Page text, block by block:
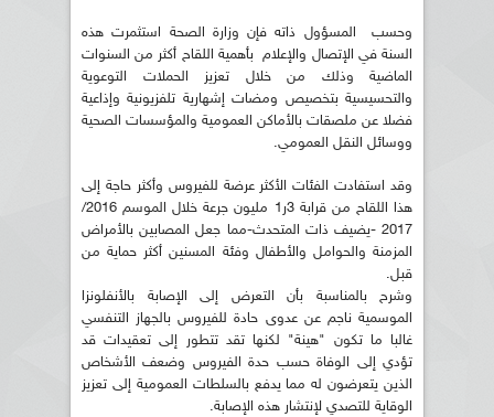
وحسب المسؤول ذاته فإن وزارة الصحة استثمرت هذه
السنة في الإتصال والإعلام بأهمية اللقاح أكثر من السنوات
الماضية وذلك من خلال تعزيز الحملات التوعوية
والتحسيسية بتخصيص ومضات إشهارية تلفزيونية وإذاعية
فضلا عن ملصقات بالأماكن العمومية والمؤسسات الصحية
ووسائل النقل العمومي.
وقد استفادت الفئات الأكثر عرضة للفيروس وأكثر حاجة إلى
هذا اللقاح من قرابة 3ر1 مليون جرعة خلال الموسم 2016/
2017 -يضيف ذات المتحدث-مما جعل المصابين بالأمراض
المزمنة والحوامل والأطفال وفئة المسنين أكثر حماية من
قبل.
وشرح بالمناسبة بأن التعرض إلى الإصابة بالأنفلونزا
الموسمية ناجم عن عدوى حادة للفيروس بالجهاز التنفسي
غالبا ما تكون "هينة" لكنها تقد تتطور إلى تعقيدات قد
تؤدي إلى الوفاة حسب حدة الفيروس وضعف الأشخاص
الذين يتعرضون له مما يدفع بالسلطات العمومية إلى تعزيز
الوقاية للتصدي لإنتشار هذه الإصابة.